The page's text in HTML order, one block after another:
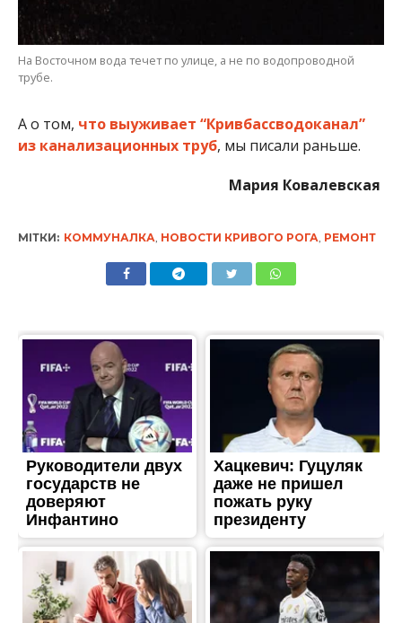
На Восточном вода течет по улице, а не по водопроводной
трубе.
А о том, что выуживает “Кривбассводоканал”
из канализационных труб, мы писали раньше.
Мария Ковалевская
МІТКИ: КОММУНАЛКА, НОВОСТИ КРИВОГО РОГА, РЕМОНТ